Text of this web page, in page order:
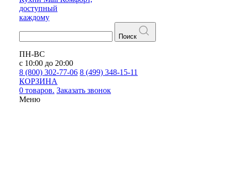
доступный
каждому
Поиск
ПН-ВС
с 10:00 до 20:00
8 (800) 302-77-06 8 (499) 348-15-11
КОРЗИНА
0 товаров. Заказать звонок
Меню